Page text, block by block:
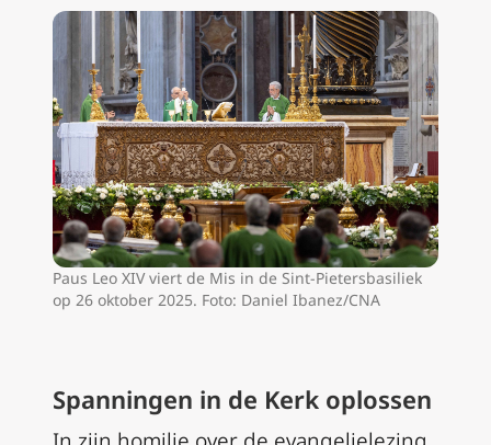
Paus Leo XIV viert de Mis in de Sint-Pietersbasiliek
op 26 oktober 2025. Foto: Daniel Ibanez/CNA
Spanningen in de Kerk oplossen